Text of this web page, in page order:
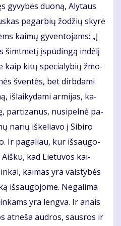
gy­vy­bės duo­ną, Aly­taus
pa­gar­bių žo­džių sky­rė
kai­mų gy­ven­to­jams: „Į
šimt­me­tį įspū­din­gą in­dė­lį
kaip ki­tų spe­cia­ly­bių žmo­
šven­tės, bet dirb­da­mi
iš­lai­ky­da­mi ar­mi­jas, ka­
par­ti­za­nus, nu­si­pel­nė pa­
na­rių iš­ke­lia­vo į Si­bi­ro
Ir pa­ga­liau, kur iš­sau­go­
Aiš­ku, kad Lie­tu­vos kai­
kai­mas yra vals­ty­bės
iš­sau­go­jo­me. Ne­ga­li­ma
yra leng­va. Ir anais
at­ne­ša aud­ros, saus­ros ir